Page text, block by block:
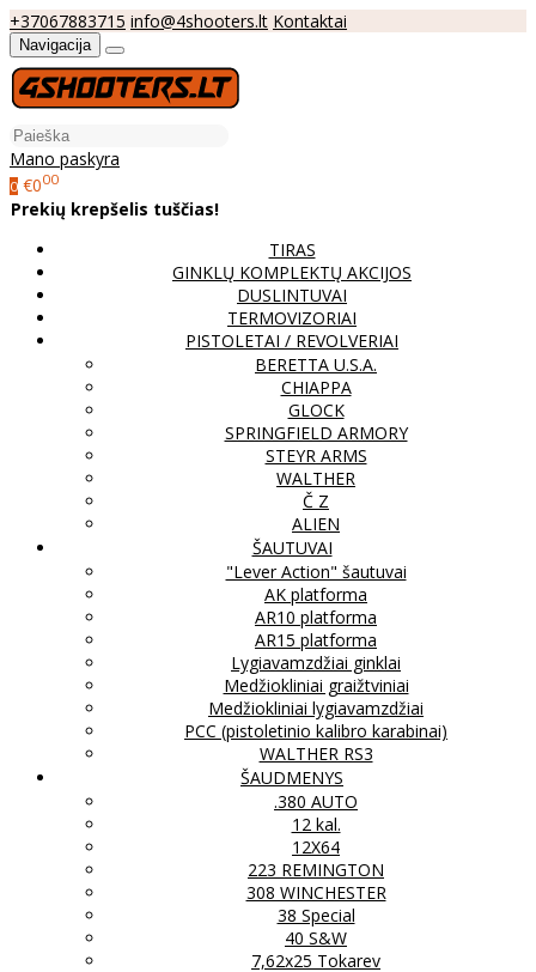
+37067883715 info@4shooters.lt Kontaktai
Navigacija
Mano paskyra
0 €000
Prekių krepšelis tuščias!
TIRAS
GINKLŲ KOMPLEKTŲ AKCIJOS
DUSLINTUVAI
TERMOVIZORIAI
PISTOLETAI / REVOLVERIAI
BERETTA U.S.A.
CHIAPPA
GLOCK
SPRINGFIELD ARMORY
STEYR ARMS
WALTHER
Č Z
ALIEN
ŠAUTUVAI
"Lever Action" šautuvai
AK platforma
AR10 platforma
AR15 platforma
Lygiavamzdžiai ginklai
Medžiokliniai graižtviniai
Medžiokliniai lygiavamzdžiai
PCC (pistoletinio kalibro karabinai)
WALTHER RS3
ŠAUDMENYS
.380 AUTO
12 kal.
12X64
223 REMINGTON
308 WINCHESTER
38 Special
40 S&W
7,62x25 Tokarev